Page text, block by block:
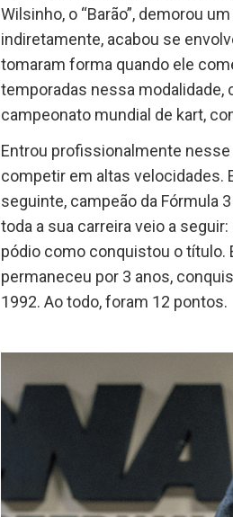
Wilsinho, o “Barão”, demorou
indiretamente, acabou se
tomaram forma quando ele
temporadas nessa modalidade,
campeonato mundial de kart,
Entrou profissionalmente nesse
competir em altas velocidades.
seguinte, campeão da Fórmula
toda a sua carreira veio a
pódio como conquistou o título.
permaneceu por 3 anos,
1992. Ao todo, foram 12 pontos.